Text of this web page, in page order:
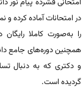
در امتحانات آماده‌ کرده
را به‌صورت کاملا
همچنین دوره‌های جامع
و دکتری که به دنبال
گردیده است.